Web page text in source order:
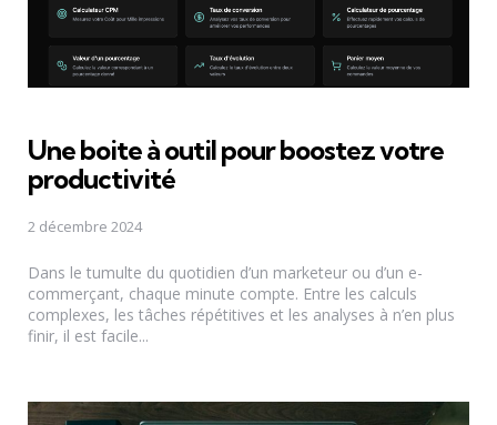
Une boite à outil pour boostez votre
productivité
2 décembre 2024
Dans le tumulte du quotidien d’un marketeur ou d’un e-
commerçant, chaque minute compte. Entre les calculs
complexes, les tâches répétitives et les analyses à n’en plus
finir, il est facile...